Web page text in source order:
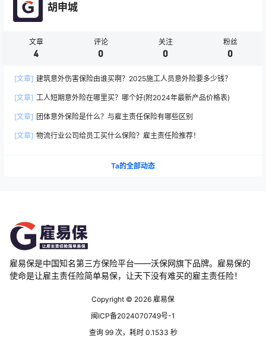
胡申城
文章
4
评论
0
关注
0
粉丝
0
[文章] 建筑意外伤害保险由谁买啊？2025施工人员意外险要多少钱？
[文章] 工人短期意外险在哪里买？哪个好(附2024年最新产品价格表)
[文章] 团体意外保险是什么？与雇主责任保险有哪些区别
[文章] 物流行业公司给员工买什么保险？雇主责任险推荐！
Ta的全部动态
雇易保是中国知名第三方保险平台——沃保网旗下品牌。雇易保的
使命是让雇主责任险简单易保，让天下没有难买的雇主责任险！
Copyright © 2026 雇易保
闽ICP备2024070749号-1
查询 99 次，耗时 0.1533 秒